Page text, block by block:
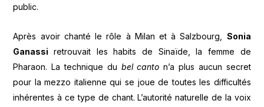
public.
Après avoir chanté le rôle à Milan et à Salzbourg, Sonia
Ganassiretrouvait les habits de Sinaïde, la femme de
Pharaon. La technique du bel canton’a plus aucun secret
pour la mezzo italienne qui se joue de toutes les difficultés
inhérentes à ce type de chant. L’autorité naturelle de la voix